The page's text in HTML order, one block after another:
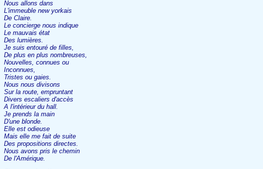
Nous allons dans
L'immeuble new yorkais
De Claire.
Le concierge nous indique
Le mauvais état
Des lumières.
Je suis entouré de filles,
De plus en plus nombreuses,
Nouvelles, connues ou
Inconnues,
Tristes ou gaies.
Nous nous divisons
Sur la route, empruntant
Divers escaliers d'accès
A l'intérieur du hall.
Je prends la main
D'une blonde.
Elle est odieuse
Mais elle me fait de suite
Des propositions directes.
Nous avons pris le chemin
De l'Amérique.